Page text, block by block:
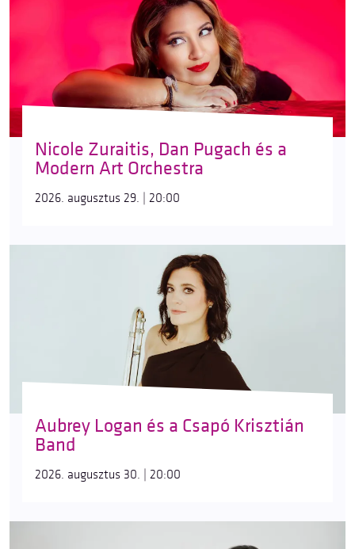
Nicole Zuraitis, Dan Pugach és a
Modern Art Orchestra
2026. augusztus 29. | 20:00
Aubrey Logan és a Csapó Krisztián
Band
2026. augusztus 30. | 20:00